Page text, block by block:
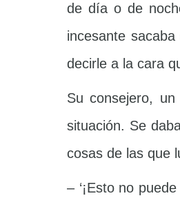
de día o de
incesante
decirle a la cara
Su consejero,
situación. Se
cosas de las que
– ‘¡Esto no